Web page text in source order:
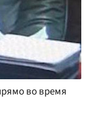
во время